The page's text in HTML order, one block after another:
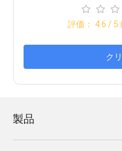
評価： 4.6 / 5
ク
製品